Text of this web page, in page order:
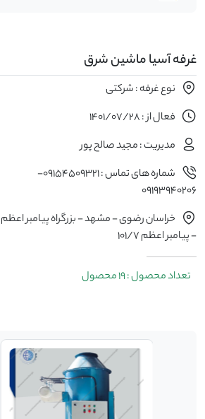
غرفه آسیا ماشین شرق
نوع غرفه : شرکتی
فعال از : 1401/07/28
مدیریت : مجید صالح پور
شماره های تماس : 09154509321-
09193940206
خراسان رضوی - مشهد - بزرگراه پیامبر اعظم
- پیامبر اعظم 101/7
تعداد محصول : 19 محصول